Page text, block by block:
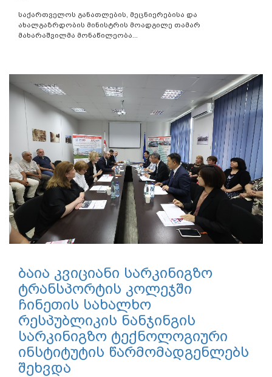
საქართველოს განათლების, მეცნიერებისა და
ახალგაზრდობის მინისტრის მოადგილე თამარ
მახარაშვილმა მონაწილეობა...
ბაია კვიციანი სარკინიგზო
ტრანსპორტის კოლეჯში
ჩინეთის სახალხო
რესპუბლიკის ნანჯინგის
სარკინიგზო ტექნოლოგიური
ინსტიტუტის წარმომადგენლებს
შეხვდა